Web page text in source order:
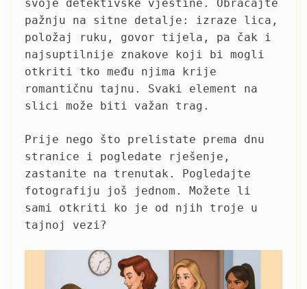
svoje detektivske vještine. Obraćajte
pažnju na sitne detalje: izraze lica,
položaj ruku, govor tijela, pa čak i
najsuptilnije znakove koji bi mogli
otkriti tko među njima krije
romantičnu tajnu. Svaki element na
slici može biti važan trag.
Prije nego što prelistate prema dnu
stranice i pogledate rješenje,
zastanite na trenutak. Pogledajte
fotografiju još jednom. Možete li
sami otkriti ko je od njih troje u
tajnoj vezi?